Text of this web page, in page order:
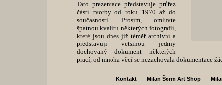
Tato prezentace představuje průřez
částí tvorby od roku 1970 až do
současnosti. Prosím, omluvte
špatnou kvalitu některých fotografií,
které jsou dnes již téměř archivní a
představují většinou jediný
dochovaný dokument některých
prací, od mnoha věcí se nezachovala dokumentace
Kontakt Milan Šorm Art Shop